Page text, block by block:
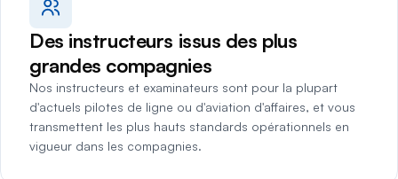
Des instructeurs issus des plus
grandes compagnies
Nos instructeurs et examinateurs sont pour la plupart
d'actuels pilotes de ligne ou d'aviation d'affaires, et vous
transmettent les plus hauts standards opérationnels en
vigueur dans les compagnies.